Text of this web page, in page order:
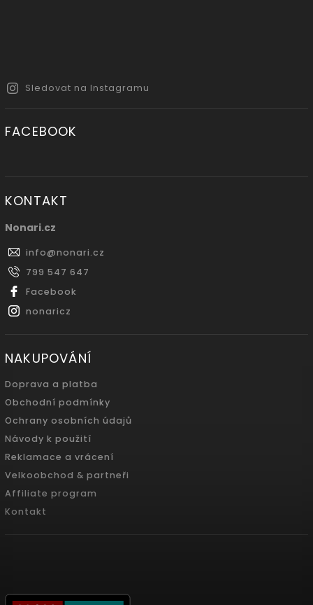
Sledovat na Instagramu
FACEBOOK
KONTAKT
Nonari.cz
info@nonari.cz
799 547 647
Facebook
nonaricz
NAKUPOVÁNÍ
Doprava a platba
Obchodní podmínky
Ochrany osobních údajů
Návody k použití
Reklamace a vrácení
Velkoobchod & partneři
Affiliate program
Kontakt